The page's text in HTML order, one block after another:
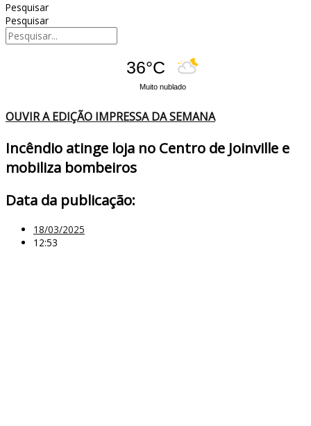
Pesquisar
Pesquisar
36°C
Muito nublado
OUVIR A EDIÇÃO IMPRESSA DA SEMANA
Incêndio atinge loja no Centro de Joinville e
mobiliza bombeiros
Data da publicação:
18/03/2025
12:53